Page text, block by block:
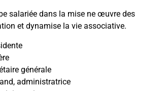
salariée dans la mise ne œuvre des
et dynamise la vie associative.
générale
administratrice